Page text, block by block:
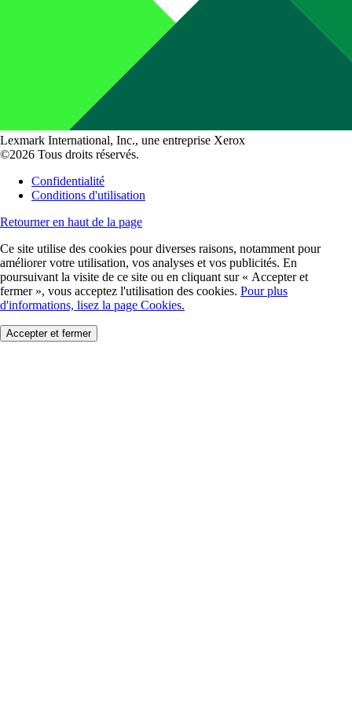
Lexmark International, Inc., une entreprise Xerox
©2026 Tous droits réservés.
Confidentialité
Conditions d'utilisation
Retourner en haut de la page
Ce site utilise des cookies pour diverses raisons, notamment pour
améliorer votre utilisation, vos analyses et vos publicités. En
poursuivant la visite de ce site ou en cliquant sur « Accepter et
fermer », vous acceptez l'utilisation des cookies. Pour plus
d'informations, lisez la page Cookies.
Accepter et fermer